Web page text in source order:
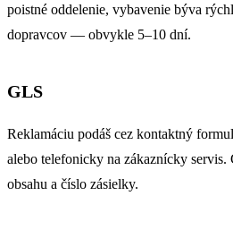
poistné oddelenie, vybavenie býva
dopravcov — obvykle 5–10 dní.
GLS
Reklamáciu podáš cez kontaktný
alebo telefonicky na zákaznícky
obsahu a číslo zásielky.